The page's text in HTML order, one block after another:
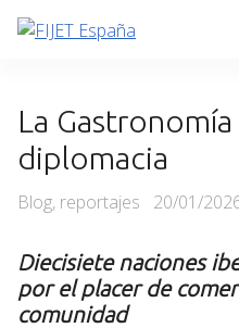
Skip
La
diplomacia
Categories
Blog, reportajes
Posted
20/01/
Diecisiete naciones
por el placer de
comunidad